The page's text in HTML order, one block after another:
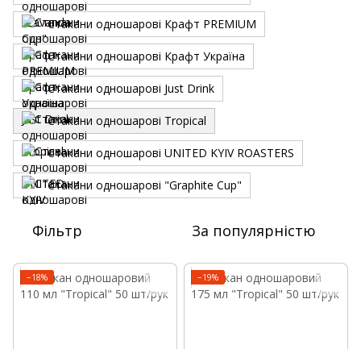
Стакани одношарові Крафт PREMIUM
Стакани одношарові Крафт Україна
Стакани одношарові Just Drink
Стакани одношарові Tropical
Стакани одношарові UNITED KYIV ROASTERS
Стакани одношарові "Graphite Cup"
Фільтр За популярністю
−18% −19%